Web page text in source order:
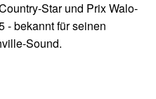
Star und Prix Walo-
- bekannt für seinen
Sound.